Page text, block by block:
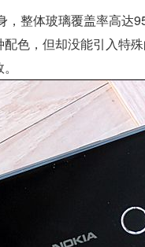
，整体玻璃覆盖率高
色，但却没能引入特